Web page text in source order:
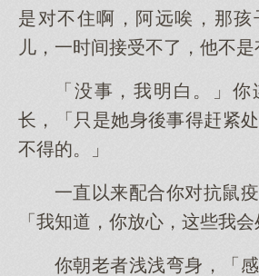
是对不住啊，阿远唉，那孩
儿，一时间接受不了，他不是
「没事，我明白。」
长，「只是她身後事得赶紧
不得的。」
一直以来配合你对抗鼠
「我知道，你放心，这些我会
你朝老者浅浅弯身，「